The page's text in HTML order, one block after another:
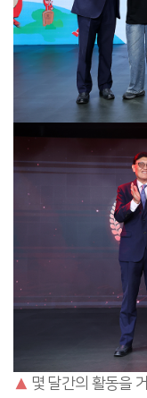
▲ 몇 달간의 활동을